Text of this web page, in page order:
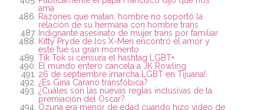
ama
Razones que matan, hombre no soportó la
relación de su hermana con hombre trans
Indignante asesinato de mujer trans por familiar
Kitty Pryde de los X-Men encontró el amor y
este fue su gran momento
Tik Tok si censura el hashtag LGBT+
El mundo entero cancela a JK Rowling
26 de septiembre ¡marcha LGBT en Tijuana!
¿Es Gina Carano transfóbica?
¿Cuáles son las nuevas reglas inclusivas de la
premiación del Óscar?
Ozuna era menor de edad cuando hizo video de